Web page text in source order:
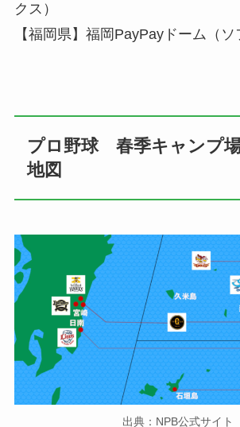
クス）
【福岡県】福岡PayPayドーム（ソ
プロ野球 春季キャンプ
地図
出典：NPB公式サイト